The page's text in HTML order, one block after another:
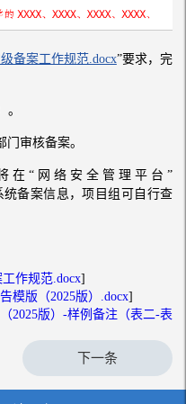
备案工作规范.docx”要求，完
审核备案。
在“网络安全管理平台”
统备案信息，项目组可自行查
作规范.docx]
模版（2025版）.docx]
2025版）-样例备注（表二-表
下一条